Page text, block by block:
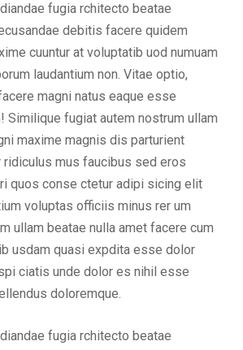
fugia rchitecto beatae
debitis facere quidem
cuuntur at voluptatib uod numuam
laudantium non. Vitae optio,
magni natus eaque esse
Similique fugiat autem nostrum ullam
maxime magnis dis parturient
ridiculus mus faucibus sed eros
quos conse ctetur adipi sicing elit
voluptas officiis minus rer um
ullam beatae nulla amet facere cum
usdam quasi expdita esse dolor
ciatis unde dolor es nihil esse
doloremque.
fugia rchitecto beatae